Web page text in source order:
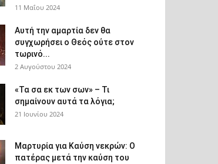
11 Μαΐου 2024
Αυτή την αμαρτία δεν θα
συγχωρήσει ο Θεός ούτε στον
τωρινό...
2 Αυγούστου 2024
«Τα σα εκ των σων» – Τι
σημαίνουν αυτά τα λόγια;
21 Ιουνίου 2024
Μαρτυρία για Καύση νεκρών: Ο
πατέρας μετά την καύση του